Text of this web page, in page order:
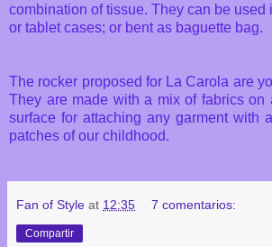
combination of tissue. They can be used
or tablet cases; or bent as baguette bag.
The rocker proposed for La Carola are
They are made with a mix of fabrics on
surface for attaching any garment with
patches of our childhood.
Fan of Style at 12:35 7 comentarios:
Compartir